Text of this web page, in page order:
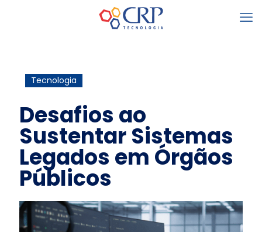
Tecnologia
Desafios ao
Sustentar Sistemas
Legados em Órgãos
Públicos